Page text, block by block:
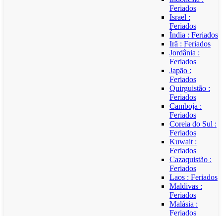
Feriados
Israel :
Feriados
Índia : Feriados
Irã : Feriados
Jordânia :
Feriados
Japão :
Feriados
Quirguistão :
Feriados
Camboja :
Feriados
Coreia do Sul :
Feriados
Kuwait :
Feriados
Cazaquistão :
Feriados
Laos : Feriados
Maldivas :
Feriados
Malásia :
Feriados